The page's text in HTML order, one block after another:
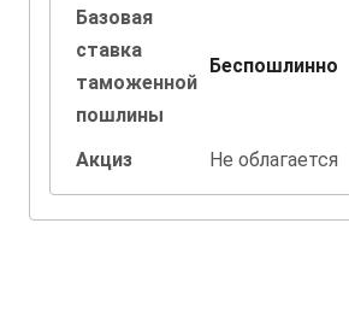
Базовая
ставка
таможенной
пошлины
Беспошлинно
Акциз Не облагается